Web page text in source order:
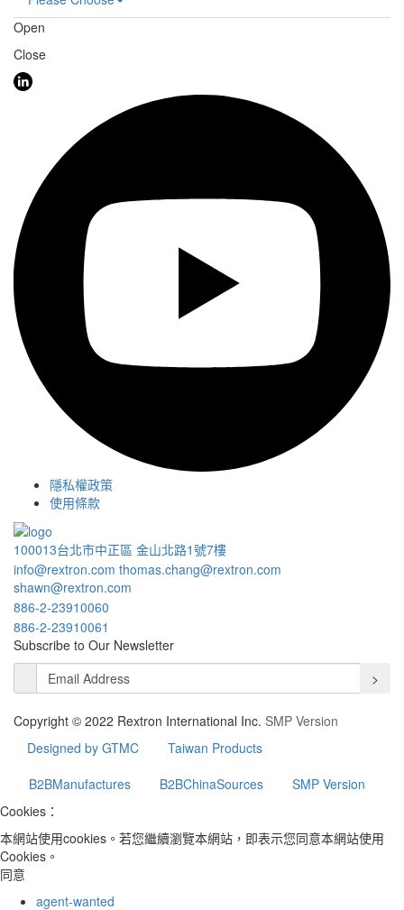
Open
Close
隱私權政策
使用條款
100013台北市中正區 金山北路1號7樓
info@rextron.com thomas.chang@rextron.com
shawn@rextron.com
886-2-23910060
886-2-23910061
Subscribe to Our Newsletter
>
Copyright © 2022 Rextron International Inc. SMP Version
Designed by GTMC
Taiwan Products
B2BManufactures
B2BChinaSources
SMP Version
Cookies：
本網站使用cookies。若您繼續瀏覽本網站，即表示您同意本網站使用
Cookies。
同意
agent-wanted